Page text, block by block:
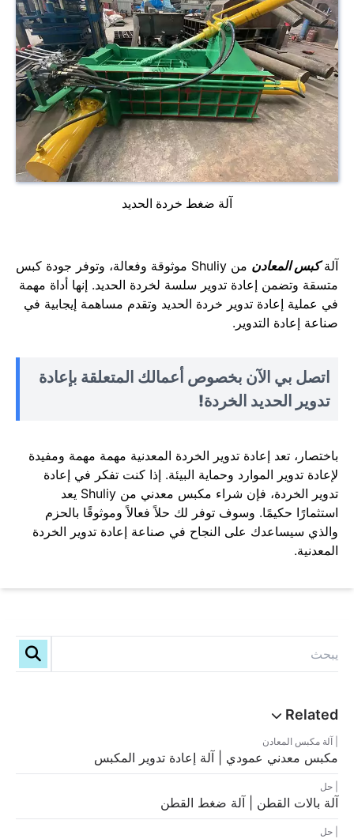
آلة مكبس المعادن
مكبس معدني عمودي | آلة إعادة تدوير المكبس
حل
آلة بالات القطن | آلة ضغط القطن
حل
آلة ضغط خردة الحديد
آلةكبس المعادن
من Shuliy موثوقة وفعالة، وتوفر جودة كبس
متسقة وتضمن إعادة تدوير سلسة لخردة الحديد. إنها أداة مهمة
في عملية إعادة تدوير خردة الحديد وتقدم مساهمة إيجابية في
صناعة إعادة التدوير.
اتصل بي الآن بخصوص أعمالك المتعلقة بإعادة
تدوير الحديد الخردة!
باختصار، تعد إعادة تدوير الخردة المعدنية مهمة مهمة ومفيدة
لإعادة تدوير الموارد وحماية البيئة. إذا كنت تفكر في إعادة
تدوير الخردة، فإن شراء مكبس معدني من Shuliy يعد
استثمارًا حكيمًا. وسوف توفر لك حلاً فعالاً وموثوقًا بالحزم
والذي سيساعدك على النجاح في صناعة إعادة تدوير الخردة
المعدنية.